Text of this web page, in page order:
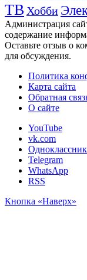
ТВ Хобби
Администрация
содержание
Оставьте отзыв о
для обсуждения.
Политика
Карта сайта
Обратная
О сайте
YouTube
vk.com
Telegram
WhatsApp
RSS
Кнопка «Наверх»